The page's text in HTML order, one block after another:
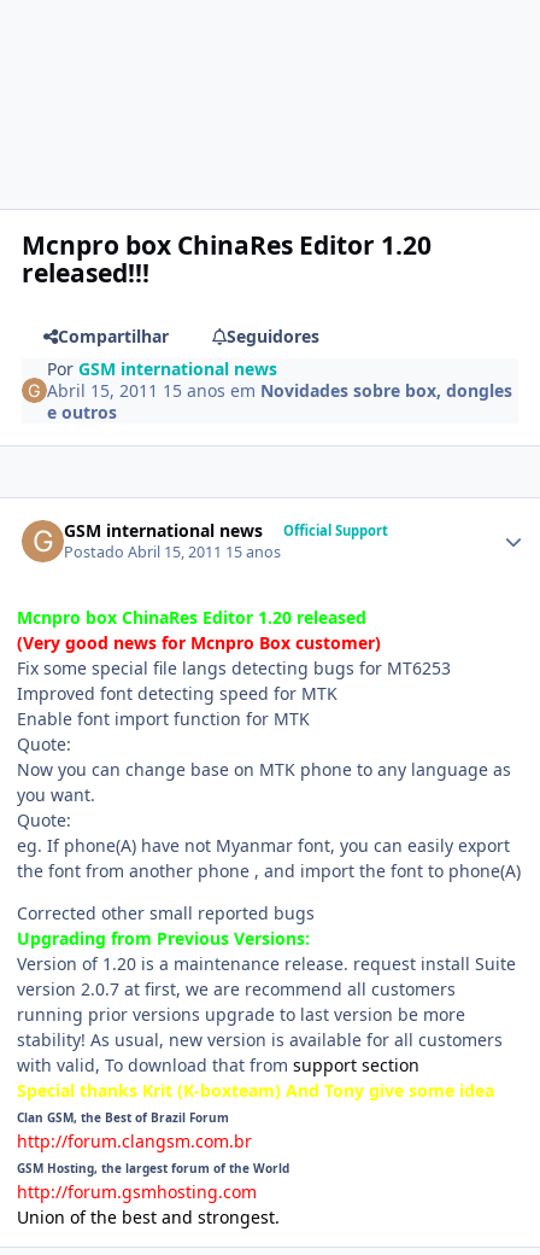
Mcnpro box ChinaRes Editor 1.20
released!!!
Compartilhar
Seguidores
PorGSM international news
Abril 15, 2011 15 anos em Novidades sobre box, dongles
e outros
GSM international news Official Support
PostadoAbril 15, 2011 15 anos
Mcnpro box ChinaRes Editor 1.20 released
(Very good news for Mcnpro Box customer)
Fix some special file langs detecting bugs for MT6253
Improved font detecting speed for MTK
Enable font import function for MTK
Quote:
Now you can change base on MTK phone to any language as
you want.
Quote:
eg. If phone(A) have not Myanmar font, you can easily export
the font from another phone , and import the font to phone(A)
Corrected other small reported bugs
Upgrading from Previous Versions:
Version of 1.20 is a maintenance release. request install Suite
version 2.0.7 at first, we are recommend all customers
running prior versions upgrade to last version be more
stability! As usual, new version is available for all customers
with valid, To download that from support section
Special thanks Krit (K-boxteam) And Tony give some idea
Clan GSM, the Best of Brazil Forum
http://forum.clangsm.com.br
GSM Hosting, the largest forum of the World
http://forum.gsmhosting.com
Union of the best and strongest.